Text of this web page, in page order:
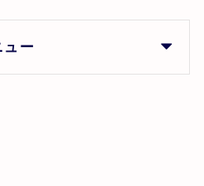
ー